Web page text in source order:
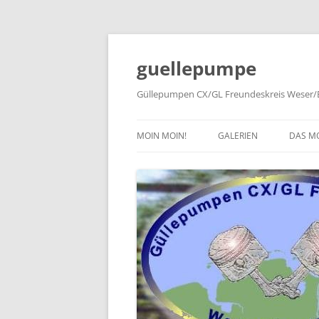
Zum
springen
guellepumpe
Güllepumpen CX/GL Freundeskreis Weser/
MOIN MOIN! GALERIEN
2025
2024
2023
2022
2019
DAS